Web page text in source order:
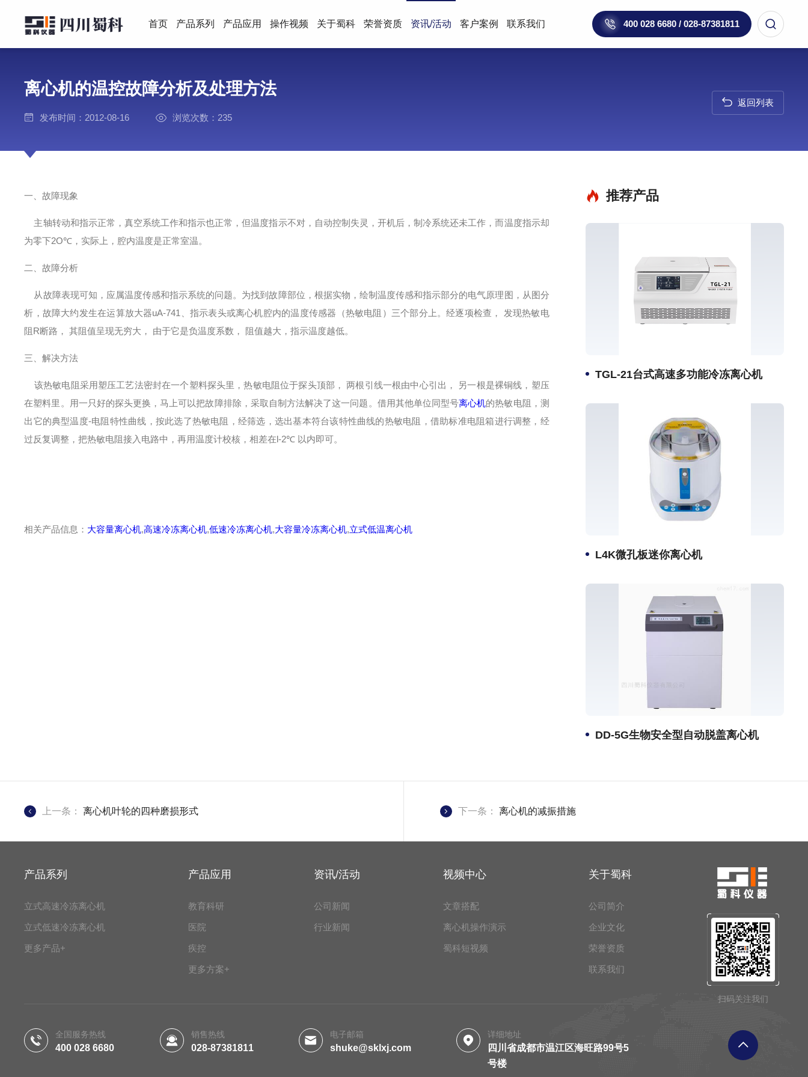
400 028 6680 / 028-87381811
首页 产品系列 产品应用 操作视频 关于蜀科 荣誉资质 资讯/活动 客户案例 联系我们
离心机的温控故障分析及处理方法
发布时间：2012-08-16 浏览次数：235
返回列表
一、故障现象
主轴转动和指示正常，真空系统工作和指示也正常，但温度指示不对，自动控制失灵，开机后，制冷系统还未工作，而温度指示却
为零下2O℃，实际上，腔内温度是正常室温。
二、故障分析
从故障表现可知，应属温度传感和指示系统的问题。为找到故障部位，根据实物，绘制温度传感和指示部分的电气原理图，从图分
析，故障大约发生在运算放大器uA-741、指示表头或离心机腔内的温度传感器（热敏电阻）三个部分上。经逐项检查， 发现热敏电
阻R断路， 其阻值呈现无穷大， 由于它是负温度系数， 阻值越大，指示温度越低。
三、解决方法
该热敏电阻采用塑压工艺法密封在一个塑料探头里，热敏电阻位于探头顶部， 两根引线一根由中心引出， 另一根是裸铜线，塑压
在塑料里。用一只好的探头更换，马上可以把故障排除，采取自制方法解决了这一问题。借用其他单位同型号离心机的热敏电阻，测
出它的典型温度-电阻特性曲线，按此选了热敏电阻，经筛选，选出基本符台该特性曲线的热敏电阻，借助标准电阻箱进行调整，经
过反复调整，把热敏电阻接入电路中，再用温度计校核，相差在l-2℃ 以内即可。
相关产品信息： 大容量离心机,高速冷冻离心机,低速冷冻离心机,大容量冷冻离心机,立式低温离心机
推荐产品
TGL-21台式高速多功能冷冻离心机
L4K微孔板迷你离心机
DD-5G生物安全型自动脱盖离心机
上一条：离心机叶轮的四种磨损形式 下一条： 离心机的减振措施
产品系列
立式高速冷冻离心机
立式低速冷冻离心机
更多产品+
产品应用
教育科研
医院
疾控
更多方案+
资讯/活动
公司新闻
行业新闻
视频中心
文章搭配
离心机操作演示
蜀科短视频
关于蜀科
公司简介
企业文化
荣誉资质
联系我们
全国服务热线
400 028 6680
销售热线
028-87381811
电子邮箱
shuke@sklxj.com
详细地址
四川省成都市温江区海旺路99号5
号楼
扫码关注我们